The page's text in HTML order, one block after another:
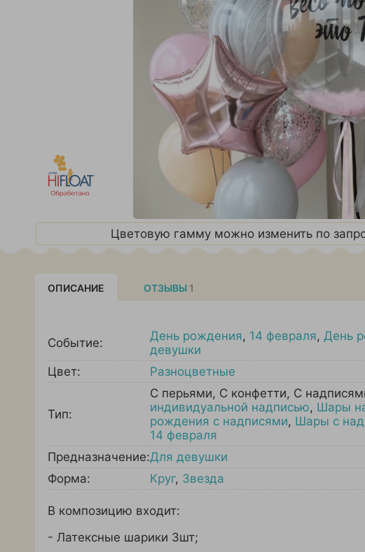
Цветовую гамму можно изменить по
ОПИСАНИЕ ОТЗЫВЫ 1
Событие: День рождения, 14 февраля, День
девушки
Цвет:
Разноцветные
Тип:
С перьями, С конфетти, С
индивидуальной надписью, Шары
рождения с надписями, Шары с
14 февраля
Предназначение:Для девушки
Форма:
Круг, Звезда
В композицию входит:
- Латексные шарики 3шт;